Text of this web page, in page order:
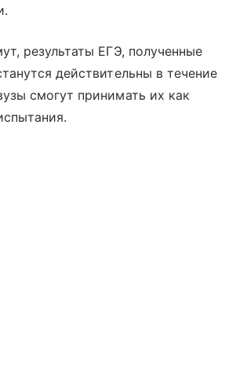
результаты ЕГЭ, полученные
действительны в течение
смогут принимать их как